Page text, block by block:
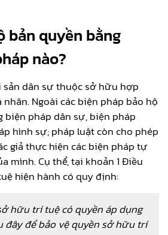
bản quyền bằng
nào?
sản dân sự thuộc sở hữu hợp
Ngoài các biện pháp bảo hộ
biện pháp dân sự, biện pháp
hình sự; pháp luật còn cho phép
giả thực hiện các biện pháp tự
mình. Cụ thể, tại khoản 1 Điều
hiện hành có quy định:
hữu trí tuệ có quyền áp dụng
đây để bảo vệ quyền sở hữu trí